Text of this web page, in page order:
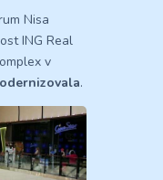
Nisa
ING Real
v
.